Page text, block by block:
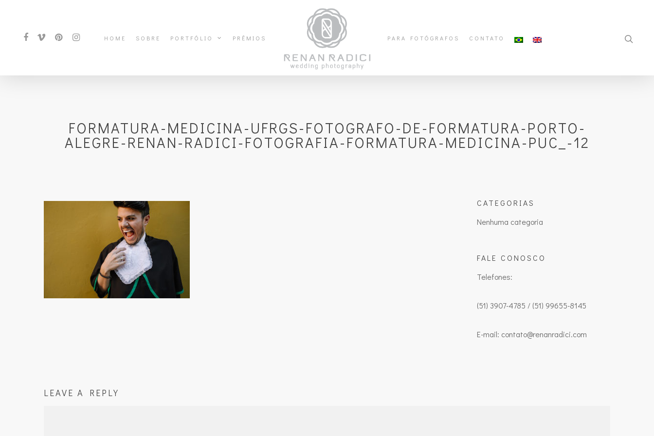
HOME SOBRE PORTFÓLIO PRÊMIOS PARA FOTÓGRAFOS CONTATO
FORMATURA-MEDICINA-UFRGS-FOTOGRAFO-DE-FORMATURA-PORTO-
ALEGRE-RENAN-RADICI-FOTOGRAFIA-FORMATURA-MEDICINA-PUC_-12
CATEGORIAS
Nenhuma categoria
FALE CONOSCO
Telefones:
(51) 3907-4785 / (51) 99655-8145
E-mail: contato@renanradici.com
LEAVE A REPLY